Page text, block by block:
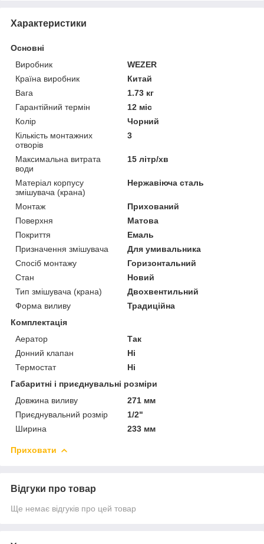
Характеристики
Основні
Виробник
WEZER
Країна виробник
Китай
Вага
1.73 кг
Гарантійний термін
12 міс
Колір
Чорний
Кількість монтажних
отворів
3
Максимальна витрата
води
15 літр/хв
Матеріал корпусу
змішувача (крана)
Нержавіюча сталь
Монтаж
Прихований
Поверхня
Матова
Покриття
Емаль
Призначення змішувача
Для умивальника
Спосіб монтажу
Горизонтальний
Стан
Новий
Тип змішувача (крана)
Двохвентильний
Форма виливу
Традиційна
Комплектація
Аератор
Так
Донний клапан
Ні
Термостат
Ні
Габаритні і приєднувальні розміри
Довжина виливу
271 мм
Приєднувальний розмір
1/2"
Ширина
233 мм
Приховати
Відгуки про товар
Ще немає відгуків про цей товар